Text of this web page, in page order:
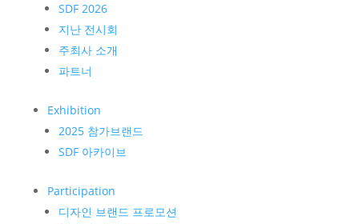
SDF 2026
지난 전시회
주최사 소개
파트너
Exhibition
2025 참가브랜드
SDF 아카이브
Participation
디자인 브랜드 프로모션